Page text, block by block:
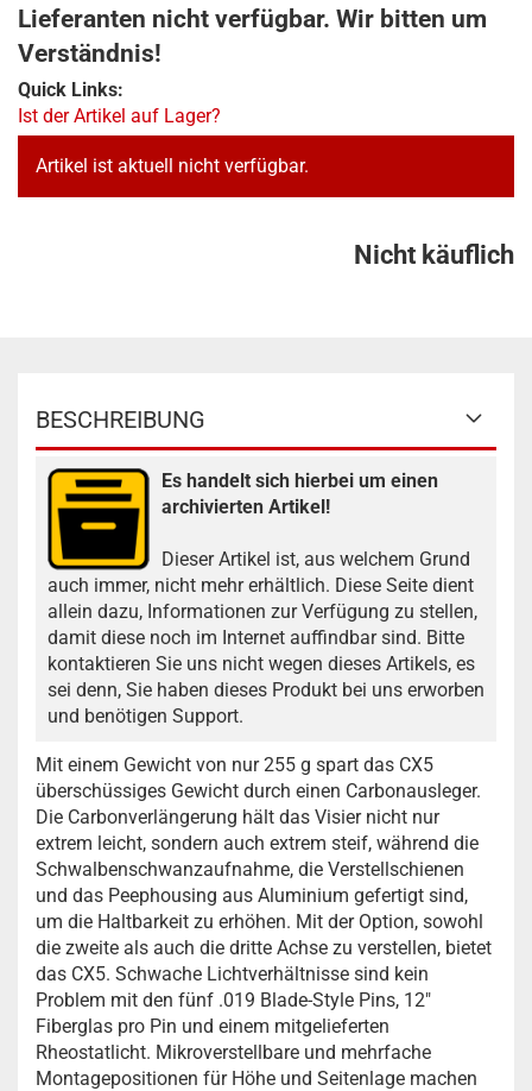
Lieferanten nicht verfügbar. Wir bitten um
Verständnis!
Quick Links:
Ist der Artikel auf Lager?
Artikel ist aktuell nicht verfügbar.
Nicht käuflich
BESCHREIBUNG
Es handelt sich hierbei um einen
archivierten Artikel!
Dieser Artikel ist, aus welchem Grund
auch immer, nicht mehr erhältlich. Diese Seite dient
allein dazu, Informationen zur Verfügung zu stellen,
damit diese noch im Internet auffindbar sind. Bitte
kontaktieren Sie uns nicht wegen dieses Artikels, es
sei denn, Sie haben dieses Produkt bei uns erworben
und benötigen Support.
Mit einem Gewicht von nur 255 g spart das CX5
überschüssiges Gewicht durch einen Carbonausleger.
Die Carbonverlängerung hält das Visier nicht nur
extrem leicht, sondern auch extrem steif, während die
Schwalbenschwanzaufnahme, die Verstellschienen
und das Peephousing aus Aluminium gefertigt sind,
um die Haltbarkeit zu erhöhen. Mit der Option, sowohl
die zweite als auch die dritte Achse zu verstellen, bietet
das CX5. Schwache Lichtverhältnisse sind kein
Problem mit den fünf .019 Blade-Style Pins, 12"
Fiberglas pro Pin und einem mitgelieferten
Rheostatlicht. Mikroverstellbare und mehrfache
Montagepositionen für Höhe und Seitenlage machen